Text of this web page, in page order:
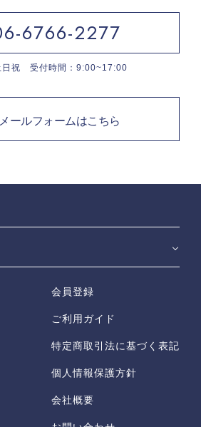
6766-2277
日祝 受付時間：9:00~17:00
メールフォームはこちら
会員登録
ご利用ガイド
特定商取引法に基づく表記
個人情報保護方針
会社概要